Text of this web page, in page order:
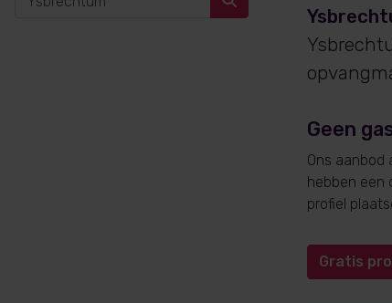
Geen
Ons aanbod
hebben een
profiel
Gratis